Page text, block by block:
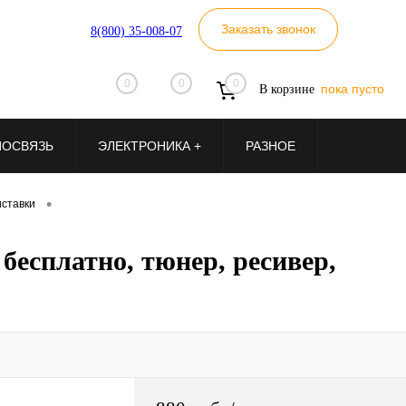
8(800) 35-008-07 Заказать звонок
0 0 0 В корзине пока пусто
ЭЛЕКТРОНИКА + РАЗНОЕ
•
тюнер, ресивер,